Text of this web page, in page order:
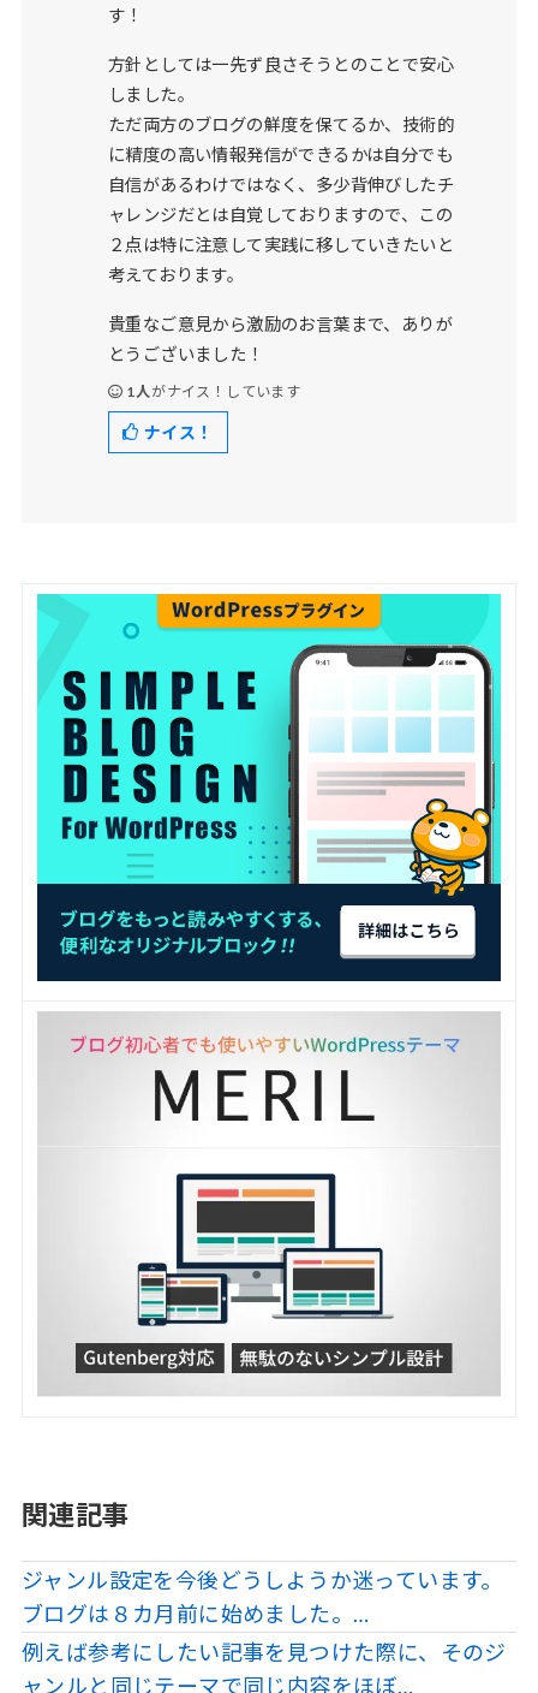
す！
方針としては一先ず良さそうとのことで安心
しました。
ただ両方のブログの鮮度を保てるか、技術的
に精度の高い情報発信ができるかは自分でも
自信があるわけではなく、多少背伸びしたチ
ャレンジだとは自覚しておりますので、この
２点は特に注意して実践に移していきたいと
考えております。
貴重なご意見から激励のお言葉まで、ありが
とうございました！
1人がナイス！しています
ナイス！
関連記事
ジャンル設定を今後どうしようか迷っています。
ブログは８カ月前に始めました。…
例えば参考にしたい記事を見つけた際に、そのジ
ャンルと同じテーマで同じ内容をほぼ…